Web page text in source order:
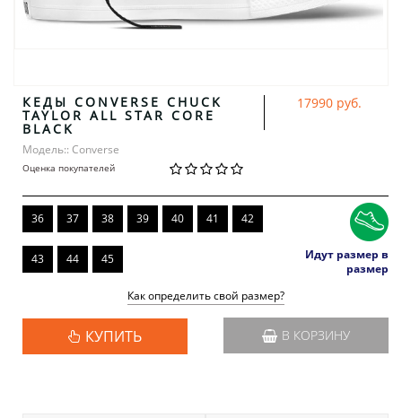
КЕДЫ CONVERSE CHUCK
TAYLOR ALL STAR CORE
BLACK
Модель:: Converse
Оценка покупателей
17990 руб.
36 37 38 39 40 41 42
43 44 45
Идут размер в
размер
Как определить свой размер?
КУПИТЬ В КОРЗИНУ